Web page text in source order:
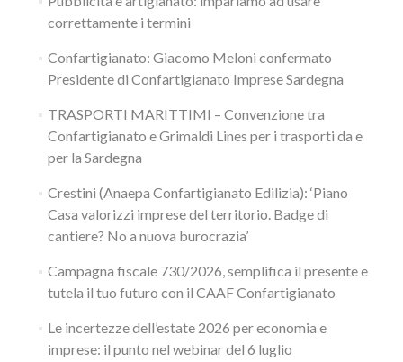
correttamente i termini
Confartigianato: Giacomo Meloni confermato
Presidente di Confartigianato Imprese Sardegna
TRASPORTI MARITTIMI – Convenzione tra
Confartigianato e Grimaldi Lines per i trasporti da e
per la Sardegna
Crestini (Anaepa Confartigianato Edilizia): ‘Piano
Casa valorizzi imprese del territorio. Badge di
cantiere? No a nuova burocrazia’
Campagna fiscale 730/2026, semplifica il presente e
tutela il tuo futuro con il CAAF Confartigianato
Le incertezze dell’estate 2026 per economia e
imprese: il punto nel webinar del 6 luglio